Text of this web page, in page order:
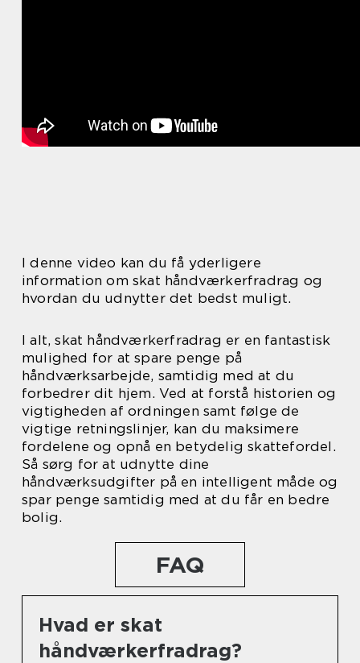
I denne video kan du få yderligere
information om skat håndværkerfradrag og
hvordan du udnytter det bedst muligt.
I alt, skat håndværkerfradrag er en fantastisk
mulighed for at spare penge på
håndværksarbejde, samtidig med at du
forbedrer dit hjem. Ved at forstå historien og
vigtigheden af ordningen samt følge de
vigtige retningslinjer, kan du maksimere
fordelene og opnå en betydelig skattefordel.
Så sørg for at udnytte dine
håndværksudgifter på en intelligent måde og
spar penge samtidig med at du får en bedre
bolig.
FAQ
Hvad er skat
håndværkerfradrag?